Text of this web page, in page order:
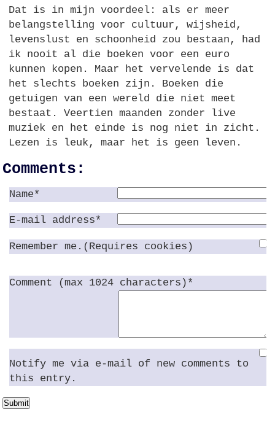
Dat is in mijn voordeel: als er meer
belangstelling voor cultuur, wijsheid,
levenslust en schoonheid zou bestaan, had
ik nooit al die boeken voor een euro
kunnen kopen. Maar het vervelende is dat
het slechts boeken zijn. Boeken die
getuigen van een wereld die niet meet
bestaat. Veertien maanden zonder live
muziek en het einde is nog niet in zicht.
Lezen is leuk, maar het is geen leven.
Comments:
Name*
E-mail address*
Remember me.(Requires cookies)
Comment (max 1024 characters)*
Notify me via e-mail of new comments to
this entry.
Submit